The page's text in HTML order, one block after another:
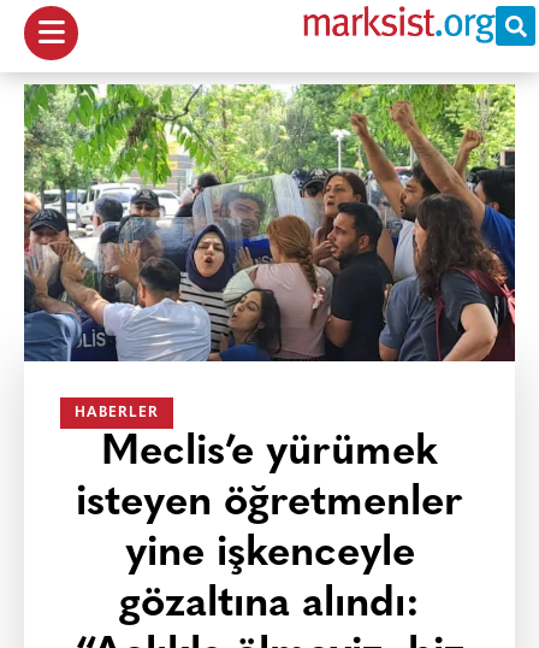
HABERLER
Meclis’e yürümek
isteyen öğretmenler
yine işkenceyle
gözaltına alındı: